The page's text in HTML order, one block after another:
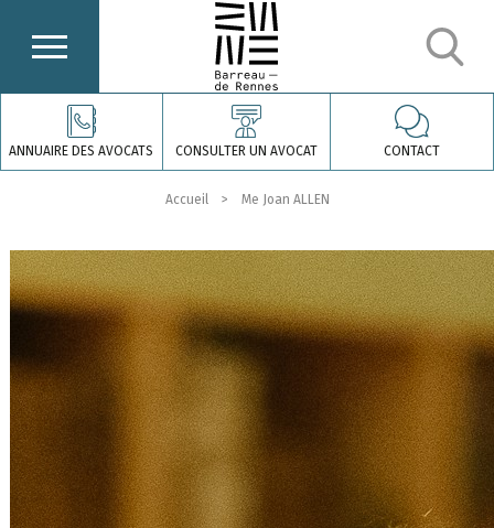
ANNUAIRE DES AVOCATS CONSULTER UN AVOCAT CONTACT
Accueil Me Joan ALLEN